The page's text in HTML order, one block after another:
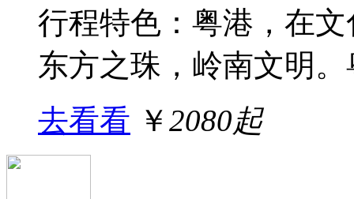
行程特色：粤港，在
东方之珠，岭南文明
去看看 ￥2080起